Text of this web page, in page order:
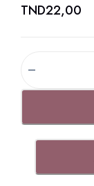
TND22,00